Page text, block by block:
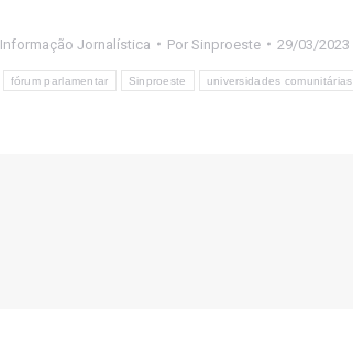
Informação Jornalística Por Sinproeste 29/03/2023
fórum parlamentar Sinproeste universidades comunitárias